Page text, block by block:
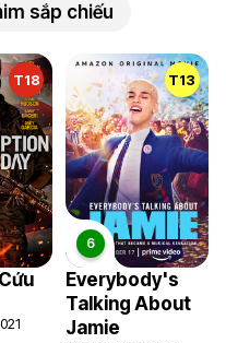
sắp chiếu
T18 T13
Everybody's
Talking About
Jamie